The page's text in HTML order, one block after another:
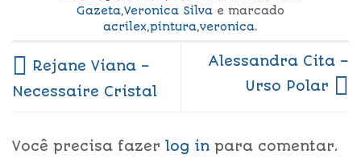
Gazeta,Veronica Silva e marcado
acrilex,pintura,veronica.
Rejane Viana –
Necessaire Cristal
Alessandra Cita –
Urso Polar
Você precisa fazer log in para comentar.